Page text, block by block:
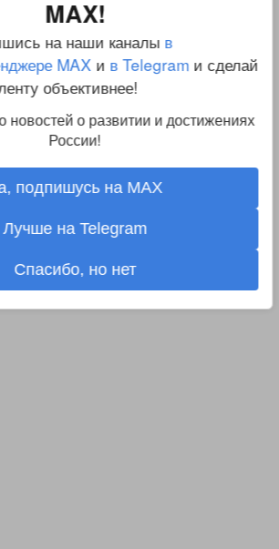
MAX!
на наши каналы в
MAX и в Telegram и сделай
объективнее!
новостей о развитии и достижениях
России!
подпишусь на MAX
Лучше на Telegram
Спасибо, но нет